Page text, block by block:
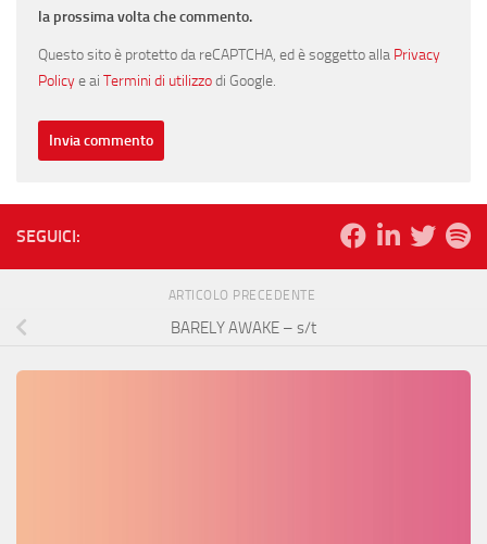
la prossima volta che commento.
Questo sito è protetto da reCAPTCHA, ed è soggetto alla Privacy
Policye ai Termini di utilizzodi Google.
SEGUICI:
ARTICOLO PRECEDENTE
BARELY AWAKE – s/t